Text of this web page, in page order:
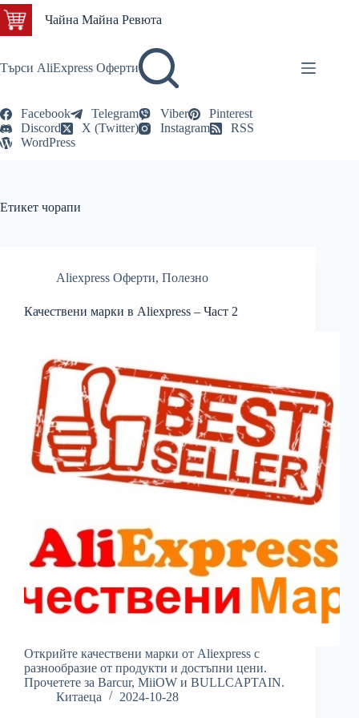
Skip
to
content
Чайна Майна Ревюта
Търси AliExpress Оферти
Facebook Telegram Viber
Pinterest
Discord
X (Twitter) Instagram
RSS
WordPress
Етикет чорапи
Aliexpress Оферти, Полезно
Качествени марки в Aliexpress – Част 2
Открийте качествени марки от Aliexpress с
разнообразие от продукти и достъпни цени.
Прочетете за Barcur, MiiOW и BULLCAPTAIN.
Китаеца
2024-10-28